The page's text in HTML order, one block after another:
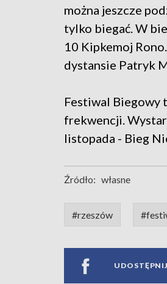
można jeszcze
tylko biegać. W
10 Kipkemoj
dystansie Patryk
Festiwal Biegowy
frekwencji.
listopada - Bieg
Źródło: własne
#rzeszów